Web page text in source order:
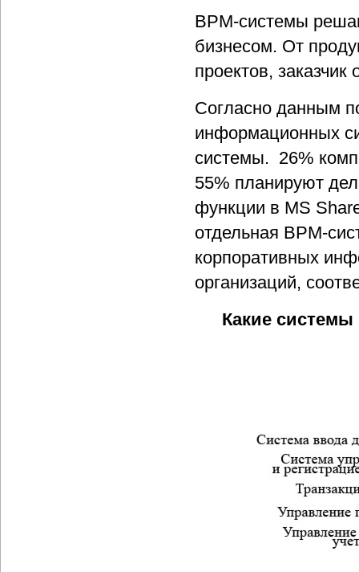
BPM-системы
бизнесом. От
проектов,
Согласно данным
информационных
системы. 26%
55% планируют
функции в MS
отдельная BPM-
корпоративных
организаций,
Какие